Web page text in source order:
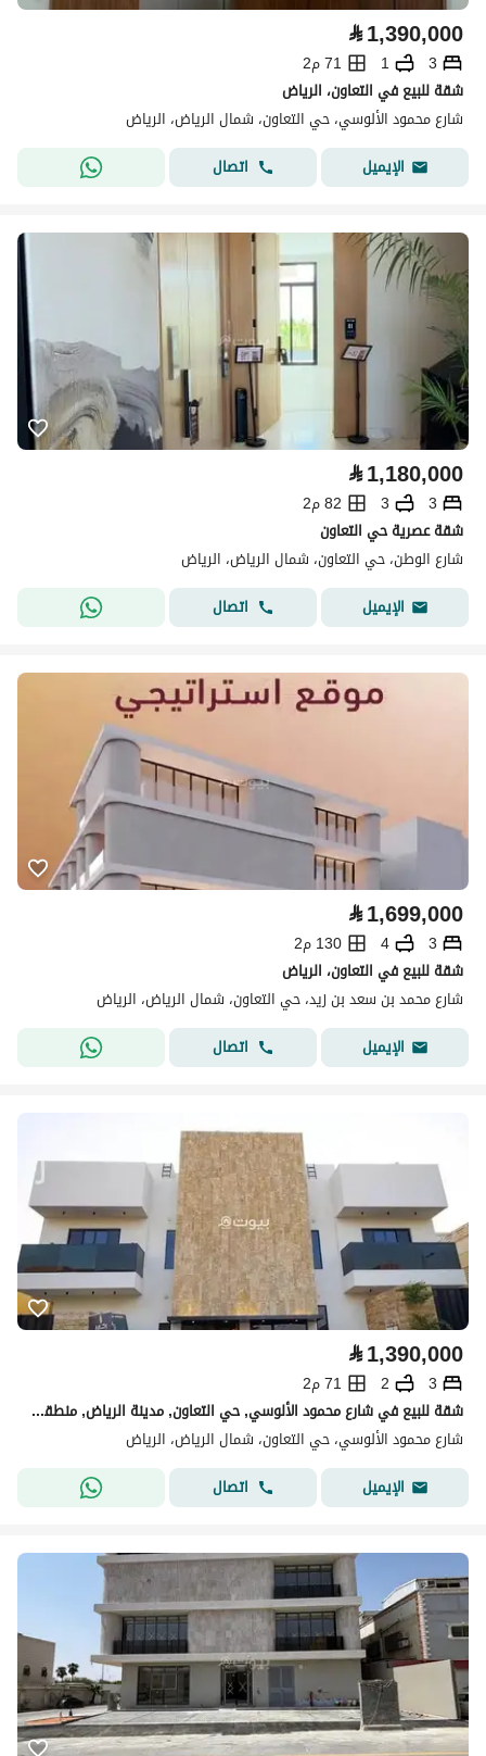
⃁1,390,000
3
1
71 م2
شقة للبيع في التعاون، الرياض
شارع محمود الألوسي، حي التعاون، شمال الرياض، الرياض
الإيميل
اتصال
⃁1,180,000
3
3
82 م2
شقة عصرية حي التعاون
شارع الوطن، حي التعاون، شمال الرياض، الرياض
الإيميل
اتصال
⃁1,699,000
3
4
130 م2
شقة للبيع في التعاون، الرياض
شارع محمد بن سعد بن زيد، حي التعاون، شمال الرياض، الرياض
الإيميل
اتصال
⃁1,390,000
3
2
71 م2
شقة للبيع في شارع محمود الألوسي, حي التعاون, مدينة الرياض, منطقة الرياض
شارع محمود الألوسي، حي التعاون، شمال الرياض، الرياض
الإيميل
اتصال